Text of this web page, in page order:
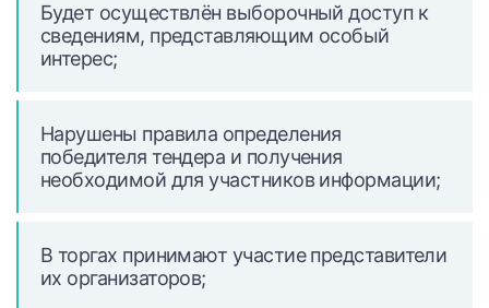
Будет осуществлён выборочный доступ к
сведениям, представляющим особый
интерес;
Нарушены правила определения
победителя тендера и получения
необходимой для участников информации;
В торгах принимают участие представители
их организаторов;